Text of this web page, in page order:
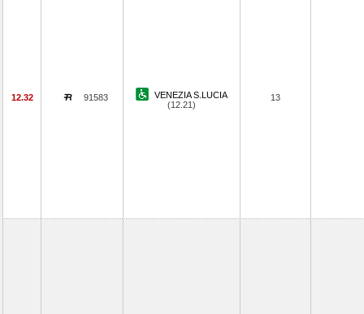
12.32 91583
VENEZIA S.LUCIA
(12.21)
13